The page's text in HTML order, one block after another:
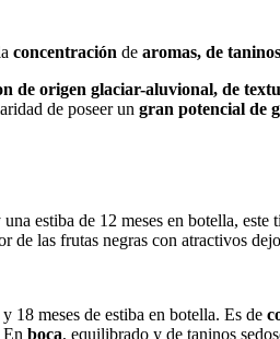
concentración de aromas, de
de origen glaciar-aluvional, de
de poseer un gran potencial de
estiba de 12 meses en botella,
de las frutas negras con atractivos
18 meses de estiba en botella. Es de
boca, equilibrado y de taninos